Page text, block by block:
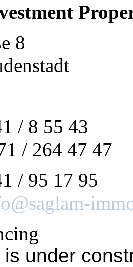
8
/ 8 55 43
/ 264 47 47
/ 95 17 95
is under